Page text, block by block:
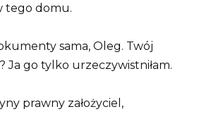
tego domu.
sama, Oleg. Twój
Ja go tylko urzeczywistniłam.
prawny założyciel,